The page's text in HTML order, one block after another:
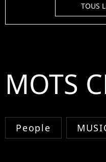
TOUS
MOTS
People